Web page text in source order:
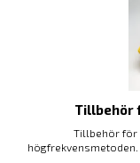
Tillbehör
Tillbehör för